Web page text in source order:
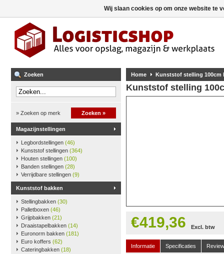
Zoeken
» Zoeken op merk Zoeken »
Magazijnstellingen
Legbordstellingen (46)
Kunststof stellingen (364)
Houten stellingen (100)
Banden stellingen (28)
Verrijdbare stellingen (9)
Kunststof bakken
Stellingbakken (30)
Palletboxen (46)
Grijpbakken (21)
Draaistapelbakken (14)
Euronorm bakken (181)
Euro koffers (62)
Cateringbakken (18)
Home Kunststof stelling 100cm
Kunststof stelling
€419,36 Excl. btw
Informatie Specificaties
Wij slaan cookies op om onze website te